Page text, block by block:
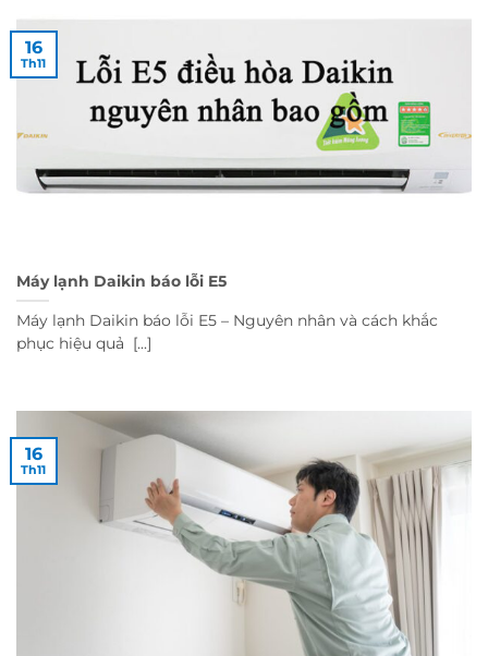
Máy lạnh Daikin báo lỗi E5
Máy lạnh Daikin báo lỗi E5 – Nguyên nhân và cách khắc
phục hiệu quả [...]
16
Th11
16
Th11